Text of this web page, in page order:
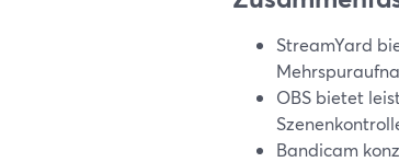
StreamYard
OBS bietet
Bandicam